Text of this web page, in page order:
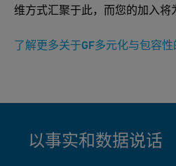
维方式汇聚于此，而您的加入将
了解更多关于GF多元化与包容性
以事实和数据说话